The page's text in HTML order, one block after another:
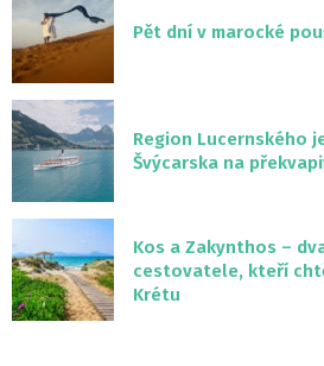
Pět dní v marocké
Region Lucernského
Švýcarska na
Kos a Zakynthos –
cestovatele, kteří
Krétu